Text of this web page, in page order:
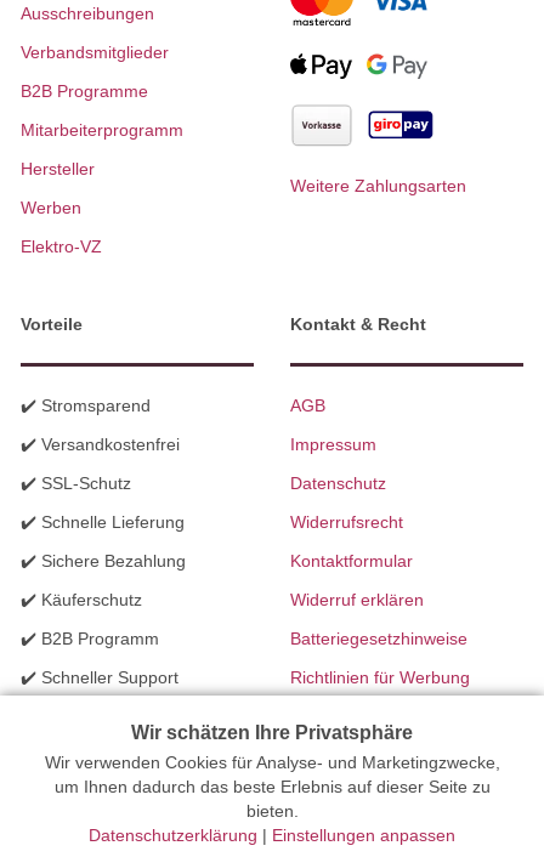
Ausschreibungen
Verbandsmitglieder
B2B Programme
Mitarbeiterprogramm
Hersteller
Werben
Elektro-VZ
Weitere Zahlungsarten
Vorteile
✔️ Stromsparend
✔️ Versandkostenfrei
✔️ SSL-Schutz
✔️ Schnelle Lieferung
✔️ Sichere Bezahlung
✔️ Käuferschutz
✔️ B2B Programm
✔️ Schneller Support
Kontakt & Recht
AGB
Impressum
Datenschutz
Widerrufsrecht
Kontaktformular
Widerruf erklären
Batteriegesetzhinweise
Richtlinien für Werbung
Ihr Onlinefachhandel für Beleuchtung seit 2012 | Erstellt mit
peleides.io
Wir schätzen Ihre Privatsphäre
Wir verwenden Cookies für Analyse- und Marketingzwecke,
um Ihnen dadurch das beste Erlebnis auf dieser Seite zu
bieten.
Datenschutzerklärung | Einstellungen anpassen